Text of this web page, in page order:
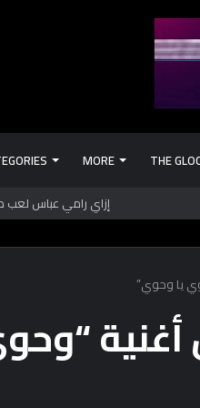
MORE THE
كشف أثري جديد بالدقهلية يوثق
يا وحوي”